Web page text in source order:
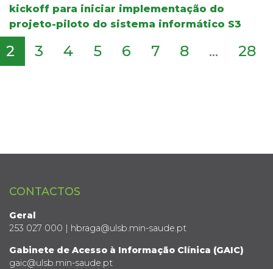
kickoff para iniciar implementação do
projeto-piloto do sistema informático S3
2 3 4 5 6 7 8 ... 28
CONTACTOS
Geral
253 027 000 | hbraga@ulsb.min-saude.pt
Gabinete de Acesso à Informação Clínica (GAIC)
gaic@ulsb.min-saude.pt